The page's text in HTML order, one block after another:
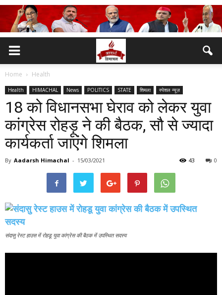
Home Health
Health HIMACHAL News POLITICS STATE शिमला स्पेशल न्यूज़
18 को विधानसभा घेराव को लेकर युवा
कांग्रेस रोहड़ू ने की बैठक, सौ से ज्यादा
कार्यकर्ता जाएंगे शिमला
By Aadarsh Himachal - 15/03/2021 0
43
संदासु रेस्ट हाउस में रोहडू युवा कांग्रेस की बैठक में उपस्थित सदस्य